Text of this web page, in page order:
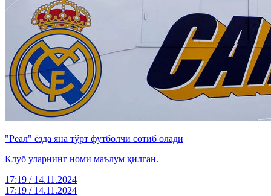
"Реал" ёзда яна тўрт футболчи сотиб олади
Клуб уларнинг номи маълум қилган.
17:19 / 14.11.2024
17:19 / 14.11.2024